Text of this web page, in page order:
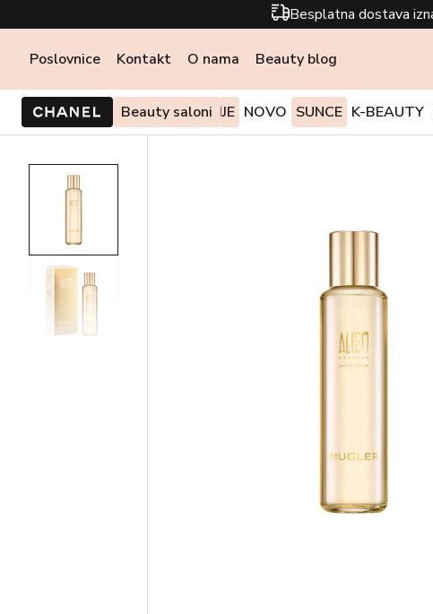
Besplatna dostava
Poslovnice Kontakt O nama Beauty blog
Beauty saloni
PONUDE I AKCIJE NOVO SUNCE K-BEAUTY